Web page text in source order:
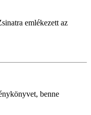
emlékezett az
benne